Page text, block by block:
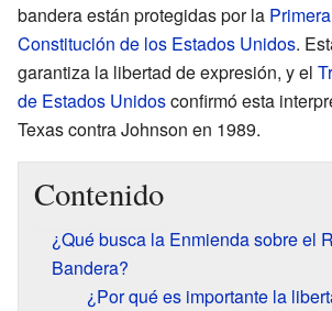
bandera están protegidas por la
Constitución de los Estados Unidos.
garantiza la libertad de expresión, y el
de Estados Unidosconfirmó esta
Texas contra Johnson en 1989.
Contenido
¿Qué busca la Enmienda sobre el
Bandera?
¿Por qué es importante la